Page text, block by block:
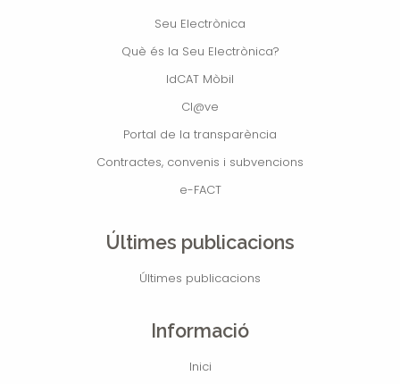
Seu Electrònica
Què és la Seu Electrònica?
IdCAT Mòbil
Cl@ve
Portal de la transparència
Contractes, convenis i subvencions
e-FACT
Últimes publicacions
Últimes publicacions
Informació
Inici